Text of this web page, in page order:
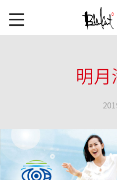
青岛市
西藏
青岛海
明月
青岛市
西藏
青岛海
明月